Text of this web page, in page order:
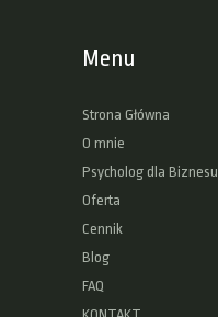
Menu
Strona Główna
O mnie
Psycholog dla Biznesu
Oferta
Cennik
Blog
FAQ